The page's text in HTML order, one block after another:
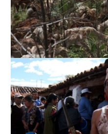
¿QUÉ SUEÑAN LAS